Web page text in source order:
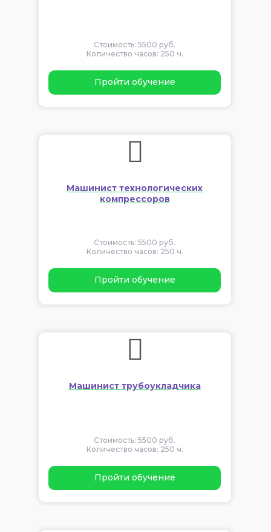
Стоимость: 5500 руб.
Количество часов: 250 ч.
Пройти обучение
Машинист технологических
компрессоров
Стоимость: 5500 руб.
Количество часов: 250 ч.
Пройти обучение
Машинист трубоукладчика
Стоимость: 5500 руб.
Количество часов: 250 ч.
Пройти обучение